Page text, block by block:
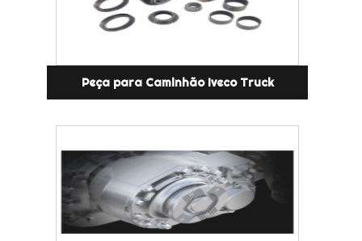
Peça para Caminhão Iveco Truck